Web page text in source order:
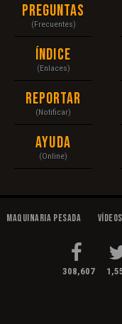
Preguntas
(Frecuentes)
Índice
(Enlaces)
Reportar
(Notificar)
Ayuda
(Online)
Maquinaria Pesada Vídeos
308,607